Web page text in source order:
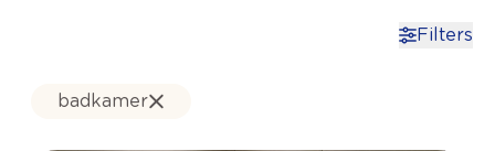
Filters
badkamer